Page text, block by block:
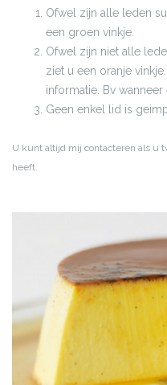
Ofwel zijn alle leden
een groen vinkje.
Ofwel zijn niet alle
ziet u een oranje
informatie. Bv
Geen enkel lid is
U kunt altijd mij contacteren als u
heeft.